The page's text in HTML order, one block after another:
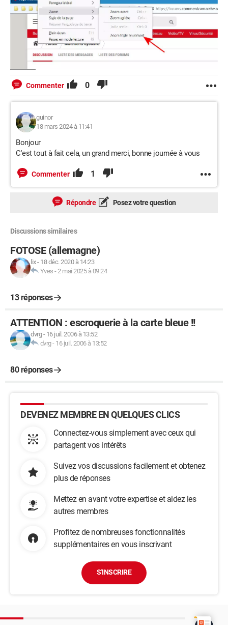
Commenter 0
guinor
18 mars 2024 à 11:41
Bonjour
C'est tout à fait cela, un grand merci, bonne journée à vous
Commenter 1
Répondre Posez votre question
Discussions similaires
FOTOSE (allemagne)
lix- 18 déc. 2020 à 14:23
Yves -2 mai 2025 à 09:24
13 réponses
ATTENTION : escroquerie à la carte bleue !!
dvrg- 16 juil. 2006 à 13:52
dvrg- 16 juil. 2006 à 13:52
80 réponses
DEVENEZ MEMBRE EN QUELQUES CLICS
Connectez-vous simplement avec ceux qui
partagent vos intérêts
Suivez vos discussions facilement et obtenez
plus de réponses
Mettez en avant votre expertise et aidez les
autres membres
Profitez de nombreuses fonctionnalités
supplémentaires en vous inscrivant
S'INSCRIRE